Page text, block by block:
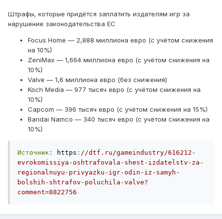
Штрафы, которые придётся заплатить издателям игр за
нарушение законодательства ЕС
Focus Home — 2,888 миллиона евро (с учётом снижения
на 10%)
ZeniMax — 1,664 миллиона евро (с учётом снижения на
10%)
Valve — 1,6 миллиона евро (без снижения)
Koch Media — 977 тысяч евро (с учётом снижения на
10%)
Capcom — 396 тысяч евро (с учётом снижения на 15%)
Bandai Namco — 340 тысяч евро (с учётом снижения на
10%)
Источник: https : //dtf.ru/gameindustry/616212-
evrokomissiya-oshtrafovala-shest-izdatelstv-za-
regionalnuyu-privyazku-igr-odin-iz-samyh-
bolshih-shtrafov-poluchila-valve?
comment=8822756